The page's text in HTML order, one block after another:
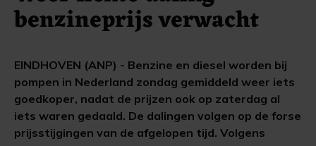
benzineprijs verwacht
EINDHOVEN (ANP) - Benzine en diesel worden bij
pompen in Nederland zondag gemiddeld weer iets
goedkoper, nadat de prijzen ook op zaterdag al
iets waren gedaald. De dalingen volgen op de forse
prijsstijgingen van de afgelopen tijd. Volgens